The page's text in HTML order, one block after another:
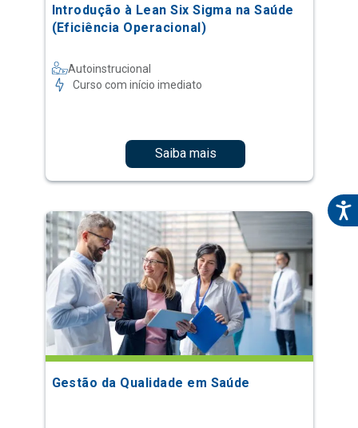
Introdução à Lean Six Sigma na Saúde
(Eficiência Operacional)
Autoinstrucional
Curso com início imediato
Saiba mais
Gestão da Qualidade em Saúde